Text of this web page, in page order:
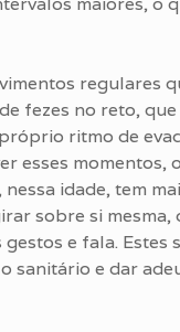
regulares
fezes no reto, que
ritmo de
esses momentos,
idade, tem
sobre si mesma,
e fala. Estes
sanitário e dar